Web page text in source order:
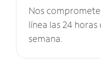
Nos
línea las 24 horas
semana.